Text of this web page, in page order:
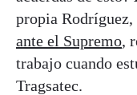
propia Rodríguez,
ante el Supremo,
trabajo cuando
Tragsatec.